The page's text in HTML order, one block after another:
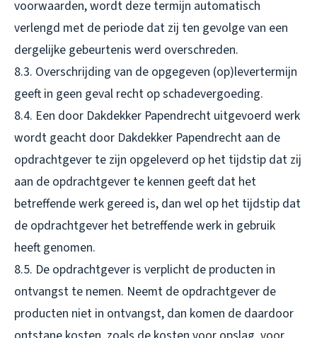
voorwaarden, wordt deze termijn automatisch
verlengd met de periode dat zij ten gevolge van een
dergelijke gebeurtenis werd overschreden.
8.3. Overschrijding van de opgegeven (op)levertermijn
geeft in geen geval recht op schadevergoeding.
8.4. Een door Dakdekker Papendrecht uitgevoerd werk
wordt geacht door Dakdekker Papendrecht aan de
opdrachtgever te zijn opgeleverd op het tijdstip dat zij
aan de opdrachtgever te kennen geeft dat het
betreffende werk gereed is, dan wel op het tijdstip dat
de opdrachtgever het betreffende werk in gebruik
heeft genomen.
8.5. De opdrachtgever is verplicht de producten in
ontvangst te nemen. Neemt de opdrachtgever de
producten niet in ontvangst, dan komen de daardoor